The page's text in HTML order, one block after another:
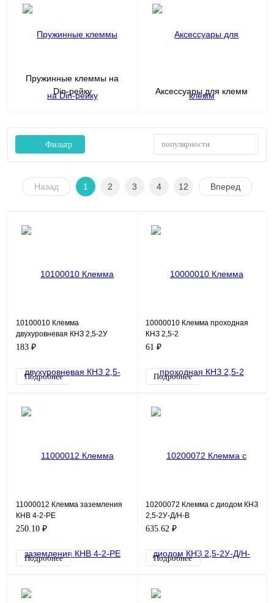
Пружинные клеммы на
Din-рейку
Аксессуары для клемм
Фильтр популярности
Назад 1 2 3 4 12 Вперед
10100010 Клемма
двухуровневая КНЗ 2,5-2У
183 ₽
Подробнее
10000010 Клемма проходная
КНЗ 2,5-2
61 ₽
Подробнее
11000012 Клемма заземления
КНВ 4-2-PE
250.10 ₽
Подробнее
10200072 Клемма с диодом КНЗ
2,5-2У-Д/Н-В
635.62 ₽
Подробнее